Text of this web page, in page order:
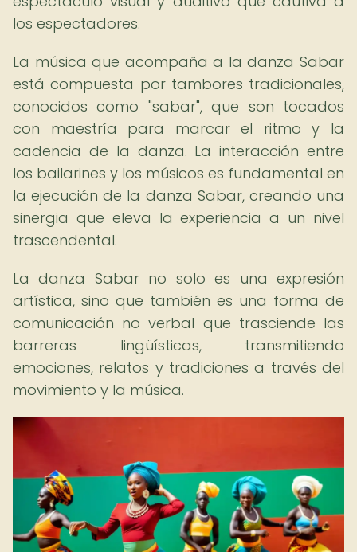
los espectadores.
La música que acompaña a la danza Sabar
está compuesta por tambores tradicionales,
conocidos como "sabar", que son tocados
con maestría para marcar el ritmo y la
cadencia de la danza. La interacción entre
los bailarines y los músicos es fundamental en
la ejecución de la danza Sabar, creando una
sinergia que eleva la experiencia a un nivel
trascendental.
La danza Sabar no solo es una expresión
artística, sino que también es una forma de
comunicación no verbal que trasciende las
barreras lingüísticas, transmitiendo
emociones, relatos y tradiciones a través del
movimiento y la música.